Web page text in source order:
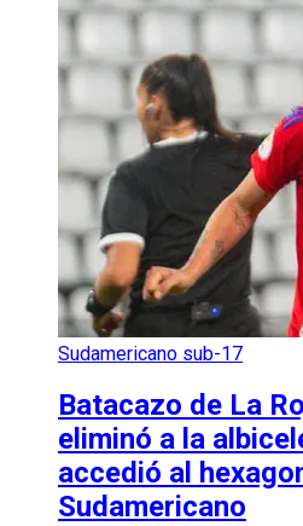
Sudamericano sub-17
Batacazo de La
eliminó a la
accedió al
Sudamericano